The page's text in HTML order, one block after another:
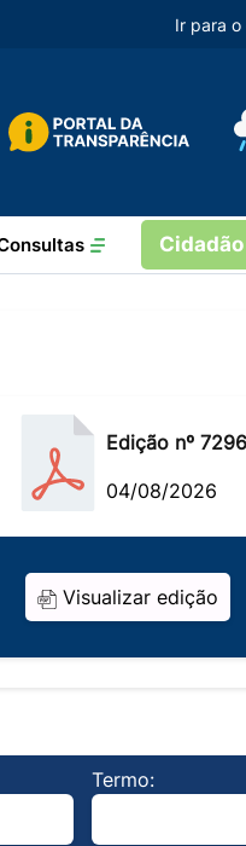
Ir para
Cidadão
Edição nº 7296
04/08/2026
Visualizar edição
Termo: